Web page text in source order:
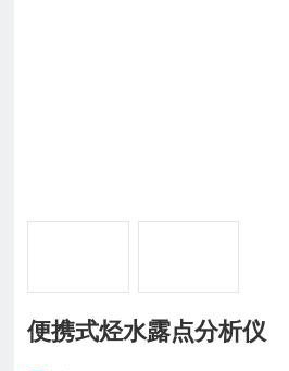
便携式烃水露点分析仪